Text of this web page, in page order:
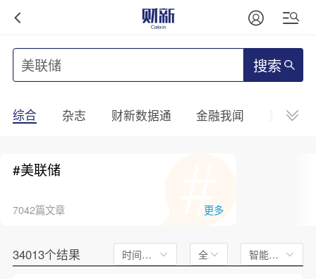
搜索
综合 杂志 财新数据通 金融我闻 财新
#美联储
7042篇文章 更多
34013个结果 时间不限 全文 智能排序